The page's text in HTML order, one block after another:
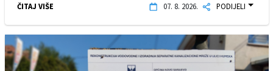
ČITAJ VIŠE 07. 8. 2026. PODIJELI